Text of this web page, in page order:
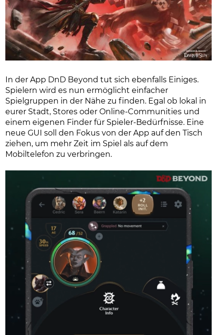
In der App DnD Beyond tut sich ebenfalls Einiges.
Spielern wird es nun ermöglicht einfacher
Spielgruppen in der Nähe zu finden. Egal ob lokal in
eurer Stadt, Stores oder Online-Communities und
einem eigenen Finder für Spieler-Bedürfnisse. Eine
neue GUI soll den Fokus von der App auf den Tisch
ziehen, um mehr Zeit im Spiel als auf dem
Mobiltelefon zu verbringen.